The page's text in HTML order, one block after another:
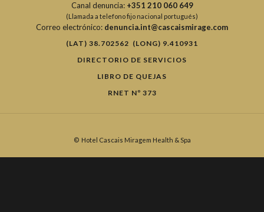
Canal denuncia: +351 210 060 649
(Llamada a telefono fijo nacional portugués)
Correo electrónico: denuncia.int@cascaismirage.com
(LAT) 38.702562 (LONG) 9.410931
DIRECTORIO DE SERVICIOS
LIBRO DE QUEJAS
RNET Nº 373
© Hotel Cascais Miragem Health & Spa